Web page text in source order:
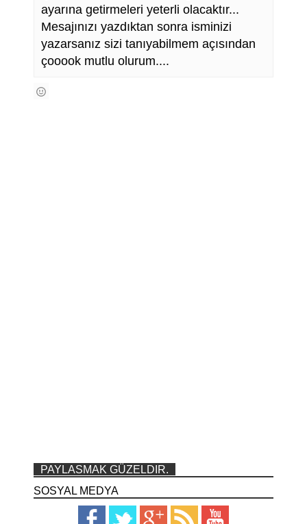
ayarına getirmeleri yeterli olacaktır...
Mesajınızı yazdıktan sonra isminizi
yazarsanız sizi tanıyabilmem açısından
çooook mutlu olurum....
PAYLASMAK GÜZELDIR.
SOSYAL MEDYA